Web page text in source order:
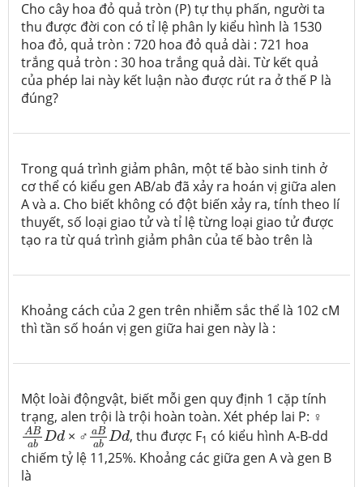
Cho cây hoa đỏ quả tròn (P) tự thụ phấn, người ta
thu được đời con có tỉ lệ phân ly kiểu hình là 1530
hoa đỏ, quả tròn : 720 hoa đỏ quả dài : 721 hoa
trắng quả tròn : 30 hoa trắng quả dài. Từ kết quả
của phép lai này kết luận nào được rút ra ở thế P là
đúng?
Trong quá trình giảm phân, một tế bào sinh tinh ở
cơ thể có kiểu gen AB/ab đã xảy ra hoán vị giữa alen
A và a. Cho biết không có đột biến xảy ra, tính theo lí
thuyết, số loại giao tử và tỉ lệ từng loại giao tử được
tạo ra từ quá trình giảm phân của tế bào trên là
Khoảng cách của 2 gen trên nhiễm sắc thể là 102 cM
thì tần số hoán vị gen giữa hai gen này là :
Một loài độngvật, biết mỗi gen quy định 1 cặp tính
trạng, alen trội là trội hoàn toàn. Xét phép lai P: ♀
AB
ab Dd
ABabDd
× ♂ aB
ab Dd
aBabDd
, thu được F1 có kiểu hình A-B-dd
chiếm tỷ lệ 11,25%. Khoảng các giữa gen A và gen B
là